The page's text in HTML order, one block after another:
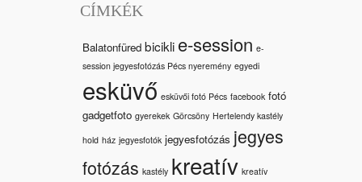
CÍMKÉK
Balatonfüred bicikli e-session e-
session jegyesfotózás Pécs nyeremény egyedi
esküvő esküvői fotó Pécs facebook fotó
gadgetfoto gyerekek Görcsöny Hertelendy kastély
hold ház jegyesfotók jegyesfotózás jegyes
fotózás kastély kreatív kreatív